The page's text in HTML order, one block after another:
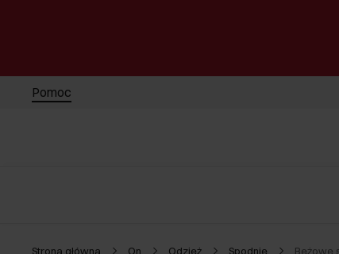
Pomoc
Strona główna On Odzież Spodnie Beżowe